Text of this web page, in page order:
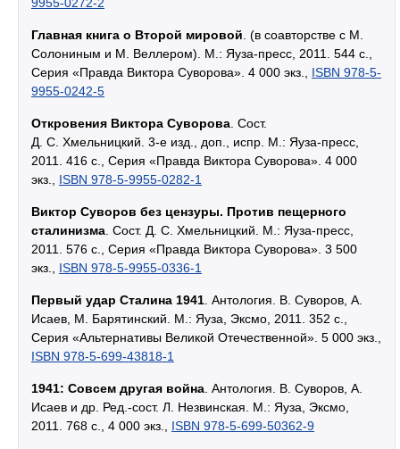
Главная книга о Второй мировой . (в соавторстве с М.
Солониным и М. Веллером). М.: Яуза-пресс, 2011. 544 с.,
Серия «Правда Виктора Суворова». 4 000 экз., ISBN 978-5-
9955-0242-5
Откровения Виктора Суворова . Сост.
Д. С. Хмельницкий. 3-е изд., доп., испр. М.: Яуза-пресс,
2011. 416 с., Серия «Правда Виктора Суворова». 4 000
экз., ISBN 978-5-9955-0282-1
Виктор Суворов без цензуры. Против пещерного
сталинизма . Сост. Д. С. Хмельницкий. М.: Яуза-пресс,
2011. 576 с., Серия «Правда Виктора Суворова». 3 500
экз., ISBN 978-5-9955-0336-1
Первый удар Сталина 1941 . Антология. В. Суворов, А.
Исаев, М. Барятинский. М.: Яуза, Эксмо, 2011. 352 с.,
Серия «Альтернативы Великой Отечественной». 5 000 экз.,
ISBN 978-5-699-43818-1
1941: Совсем другая война . Антология. В. Суворов, А.
Исаев и др. Ред.-сост. Л. Незвинская. М.: Яуза, Эксмо,
2011. 768 с., 4 000 экз., ISBN 978-5-699-50362-9